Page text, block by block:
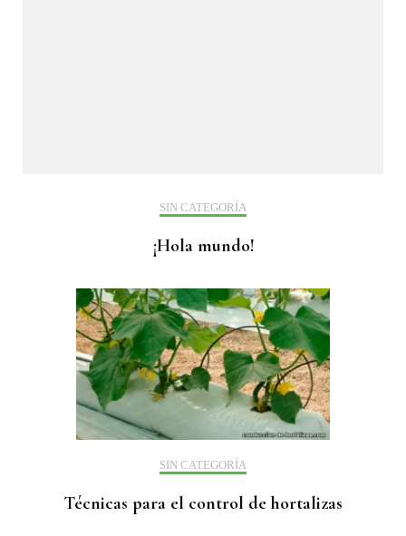
SIN CATEGORÍA
¡Hola mundo!
SIN CATEGORÍA
Técnicas para el control de hortalizas